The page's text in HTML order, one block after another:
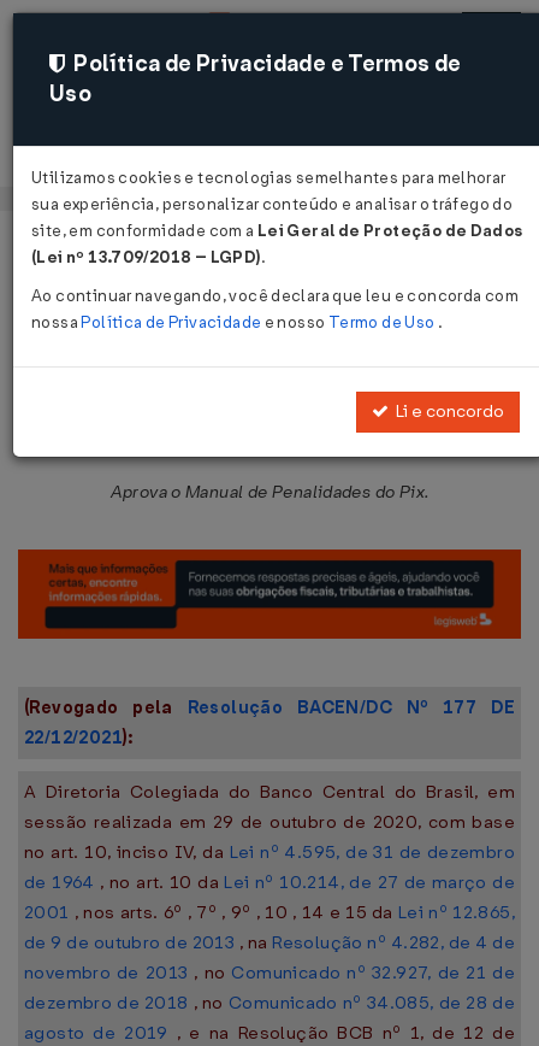
Acessar
Página Inicial Legislações
Resolução BACEN/DC Nº 31 DE
Aprova o Manual de Penalidades do Pix.
(Revogado pela Resolução BACEN/DC Nº 177 DE
22/12/2021):
A Diretoria Colegiada do Banco Central do Brasil, em
sessão realizada em 29 de outubro de 2020, com base
no art. 10, inciso IV, da Lei nº 4.595, de 31 de dezembro
de 1964 , no art. 10 da Lei nº 10.214, de 27 de março de
2001 , nos arts. 6º , 7º , 9º , 10 , 14 e 15 da Lei nº 12.865,
de 9 de outubro de 2013 , na Resolução nº 4.282, de 4 de
novembro de 2013 , no Comunicado nº 32.927, de 21 de
dezembro de 2018 , no Comunicado nº 34.085, de 28 de
agosto de 2019 , e na Resolução BCB nº 1, de 12 de
Política de Privacidade e Termos de
Uso
Utilizamos cookies e tecnologias semelhantes para melhorar
sua experiência, personalizar conteúdo e analisar o tráfego do
site, em conformidade com a Lei Geral de Proteção de Dados
(Lei nº 13.709/2018 – LGPD).
Ao continuar navegando, você declara que leu e concorda com
nossaPolítica de Privacidade e nosso Termo de Uso .
Li e concordo